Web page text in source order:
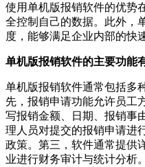
使用单机版报销软件的优势
全控制自己的数据。此外，
度，能够满足企业内部的快
单机版报销软件的主要功能
单机版报销软件通常包括多
先，报销申请功能允许员工
写报销金额、日期、报销事
理人员对提交的报销申请进
政策。第三，软件通常提供
业进行财务审计与统计分析